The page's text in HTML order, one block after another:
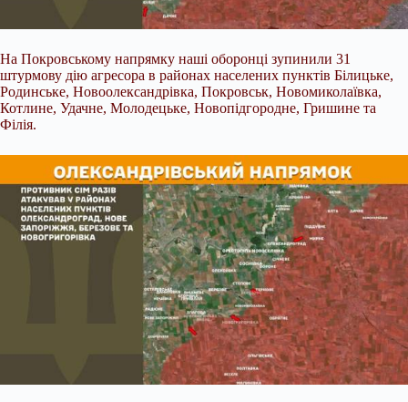
На Покровському напрямку наші оборонці зупинили 31
штурмову дію агресора в районах населених пунктів Білицьке,
Родинське, Новоолександрівка, Покровськ, Новомиколаївка,
Котлине, Удачне, Молодецьке, Новопідгородне, Гришине та
Філія.